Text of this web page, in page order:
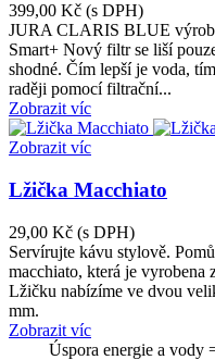
399,00 Kč (s DPH)
JURA CLARIS BLUE
Smart+ Nový filtr se liší
shodné. Čím lepší je voda,
raději pomocí filtrační...
Zobrazit víc
Zobrazit víc
Lžička Macchiato
29,00 Kč (s DPH)
Servírujte kávu stylově.
macchiato, která je vyrobena
Lžičku nabízíme ve dvou
mm.
Zobrazit víc
Úspora energie a vody